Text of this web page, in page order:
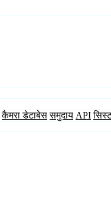
कैमरा डेटाबेस समुदाय API